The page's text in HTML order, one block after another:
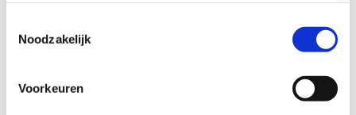
Noodzakelijk
Voorkeuren
“Toch zijn we ervan overtuigd dat de ruitersport hand in
het bos.”